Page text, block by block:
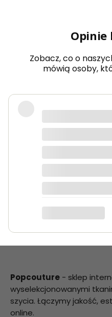
Opinie
Zobacz, co o
mówią osoby,
Bardzo dobra
dokładnie
Zamówienie
Anna K.
Popcouture - sklep
wyselekcjonowanymi
szycia. Łączymy jakość,
online.